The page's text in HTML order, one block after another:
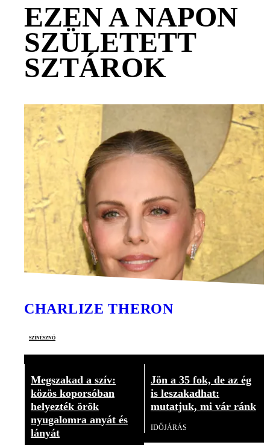
EZEN A NAPON
SZÜLETETT
SZTÁROK
CHARLIZE THERON
színésznő
Megszakad a szív:
közös koporsóban
helyezték örök
nyugalomra anyát és
lányát
Jön a 35 fok, de az ég
is leszakadhat:
mutatjuk, mi vár ránk
IDŐJÁRÁS